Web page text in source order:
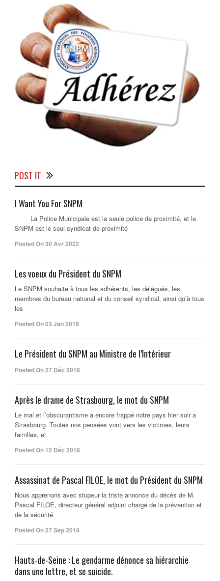
POST IT
I Want You For SNPM
La Police Municipale est la seule police de proximité, et le
SNPM est le seul syndicat de proximité
Posted On 30 Avr 2022
Les voeux du Président du SNPM
Le SNPM souhaite à tous les adhérents, les délégués, les
membres du bureau national et du conseil syndical, ainsi qu’à tous
les
Posted On 03 Jan 2019
Le Président du SNPM au Ministre de l’Intérieur
Posted On 27 Déc 2018
Après le drame de Strasbourg, le mot du SNPM
Le mal et l’obscurantisme a encore frappé notre pays hier soir a
Strasbourg. Toutes nos pensées vont vers les victimes, leurs
familles, et
Posted On 12 Déc 2018
Assassinat de Pascal FILOE, le mot du Président du SNPM
Nous apprenons avec stupeur la triste annonce du décès de M.
Pascal FILOE, directeur général adjoint chargé de la prévention et
de la sécurité
Posted On 27 Sep 2018
Hauts-de-Seine : Le gendarme dénonce sa hiérarchie
dans une lettre, et se suicide.